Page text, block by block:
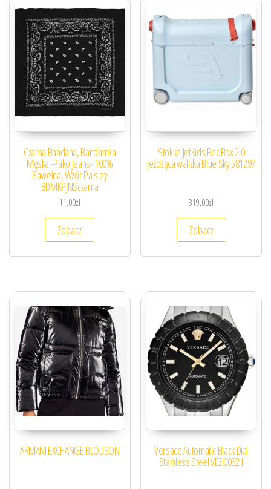
Czarna Bandana, Bandamka
Męska -Pako Jeans- 100%
Bawełna, Wzór Paisley
BDMKPJNSczarna
11,00zł
Zobacz
Stokke JetKids BedBox 2.0
jeżdżąca walizka Blue Sky 581297
819,00zł
Zobacz
ARMANI EXCHANGE BLOUSON Versace Automatic Black Dial
Stainless Steel VEZI00321